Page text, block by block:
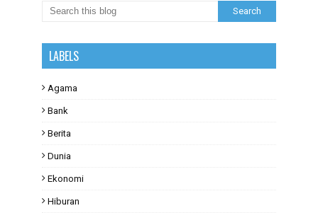
LABELS
Agama
Bank
Berita
Dunia
Ekonomi
Hiburan